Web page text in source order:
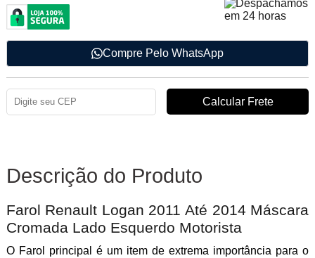
Compre Pelo WhatsApp
Descrição do Produto
Farol Renault Logan 2011 Até 2014 Máscara
Cromada Lado Esquerdo Motorista
O Farol principal é um item de extrema importância para o